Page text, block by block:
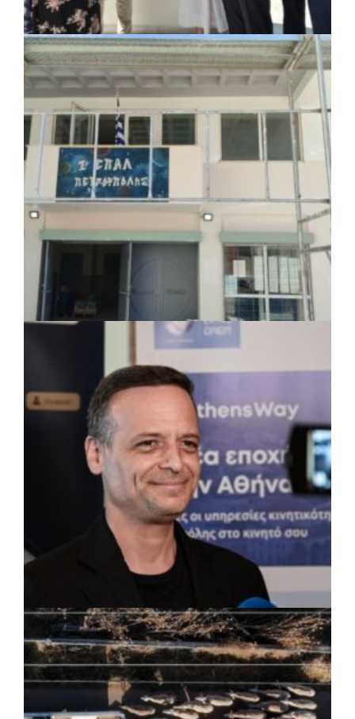
ΚΟΙΝΩΝΙΑ | 07/08/2026 · 18:01
Το Δημοτικό Κατάστημα Κουβαρά φέρει
πλέον το όνομα «Γεώργιος Πρίφτης»
ΤΟΠΙΚΗ ΑΥΤΟΔΙΟΙΚΗΣΗ 07/08/2026 · 17:45
Δήμος Πετρούπολης: Εργασίες
συντήρησης σε σχολεία και αθλητικές
εγκαταστάσεις
ΡΕΠΟΡΤΑΖ | 07/08/2026 · 17:27
Ο Δούκας για έργα, καθαριότητα και τη
μάχη των επόμενων εκλογών: «Η καλύτερη
μου να κατέβει ο Μπακογιάννης»